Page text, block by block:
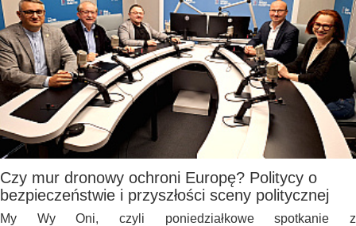
Czy mur dronowy ochroni Europę? Politycy o
bezpieczeństwie i przyszłości sceny politycznej
My Wy Oni, czyli poniedziałkowe spotkanie z